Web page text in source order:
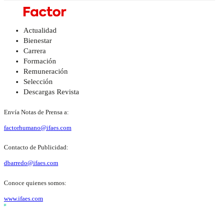
Actualidad
Bienestar
Carrera
Formación
Remuneración
Selección
Descargas Revista
Envía Notas de Prensa a:
factorhumano@ifaes.com
Contacto de Publicidad:
dbarredo@ifaes.com
Conoce quienes somos:
www.ifaes.com